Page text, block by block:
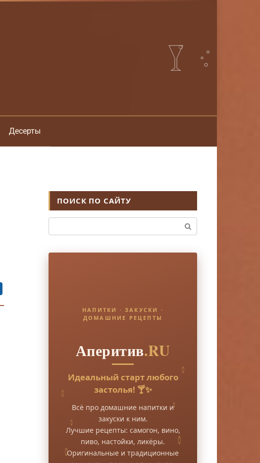
Десерты
ПОИСК ПО САЙТУ
НАПИТКИ · ЗАКУСКИ ·
ДОМАШНИЕ РЕЦЕПТЫ
Аперитив.RU
Идеальный старт любого
застолья! 🍸✨
Всё про домашние напитки и
закуски к ним.
Лучшие рецепты: самогон, вино,
пиво, настойки, ликёры.
Оригинальные и традиционные